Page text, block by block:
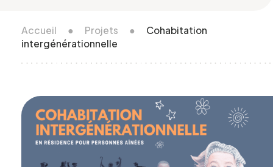
Accueil ● Projets ●
Cohabitation
intergénérationnelle